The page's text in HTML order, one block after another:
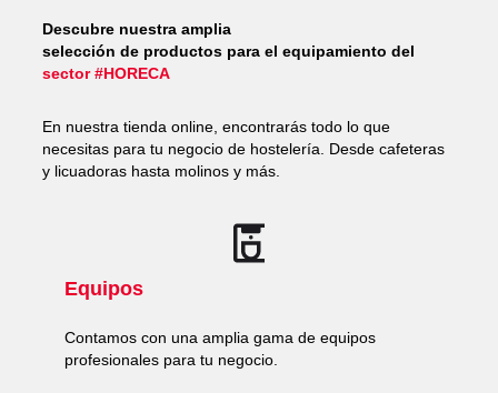
Descubre nuestra amplia
selección de productos para el equipamiento del
sector #HORECA
En nuestra tienda online, encontrarás todo lo que
necesitas para tu negocio de hostelería. Desde cafeteras
y licuadoras hasta molinos y más.
Equipos
Contamos con una amplia gama de equipos
profesionales para tu negocio.